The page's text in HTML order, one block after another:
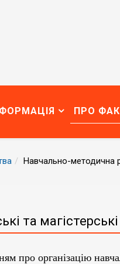
ПРО
Навчально-методична
та
про організацію